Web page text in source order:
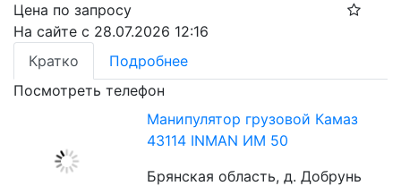
Цена по запросу
На сайте с 28.07.2026 12:16
Кратко
Подробнее
Посмотреть телефон
Манипулятор грузовой Камаз
43114 INMAN ИМ 50
Брянская область, д. Добрунь